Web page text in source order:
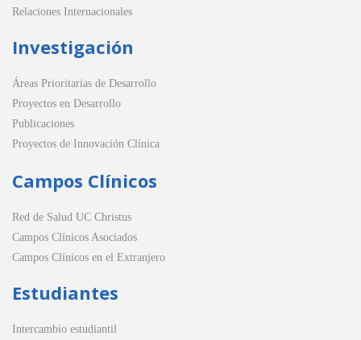
Relaciones Internacionales
Investigación
Áreas Prioritarias de Desarrollo
Proyectos en Desarrollo
Publicaciones
Proyectos de Innovación Clínica
Campos Clínicos
Red de Salud UC Christus
Campos Clínicos Asociados
Campos Clínicos en el Extranjero
Estudiantes
Intercambio estudiantil